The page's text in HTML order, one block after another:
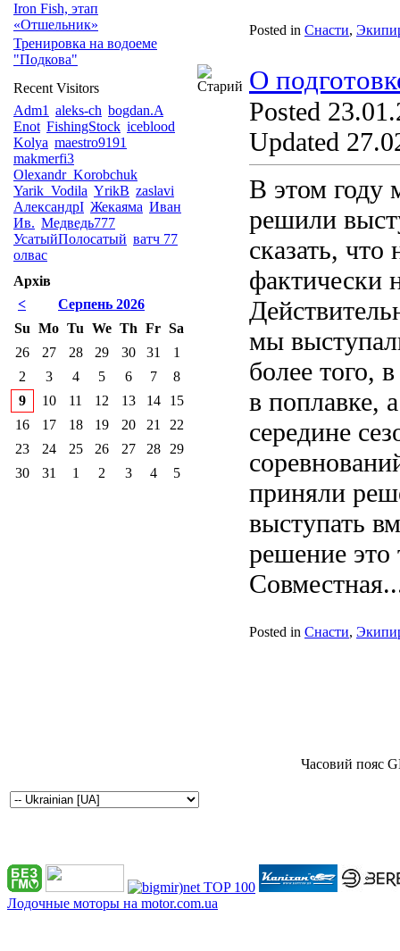
Posted in Снасти,
О
Posted
Updated
В этом году
решили
сказать,
фактически
мы
более того,
в поплавке,
середине
приняли
выступать
решение это
Posted in Снасти,
Iron Fish, этап
«Отшельник»
Тренировка на водоеме
"Подкова"
Recent Visitors
Adm1 aleks-ch bogdan.A
Enot FishingStock iceblood
Kolya maestro9191
makmerfi3
Olexandr_Korobchuk
Yarik_Vodila YrikB zaslavi
АлександрI Жекаяма Иван
Ив. Медведь777
УсатыйПолосатый ватч 77
олвас
Архів
<
Серпень 2026
Su Mo Tu We Th Fr Sa
26
27 28 29 30 31
1
2
3 4 5 6 7
8
9
10 11 12 13 14
15
16
17 18 19 20 21
22
23
24 25 26 27 28
29
30
31 1 2 3 4 5
Часовий пояс
Лодочные моторы на motor.com.ua